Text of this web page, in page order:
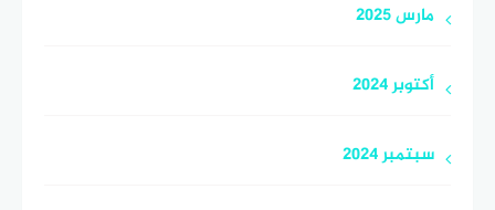
مارس 2025
أكتوبر 2024
سبتمبر 2024